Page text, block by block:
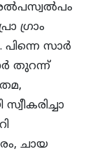
ഗ്രാം
പിന്നെ സാര്‍
തുറന്ന്‌
ചായ